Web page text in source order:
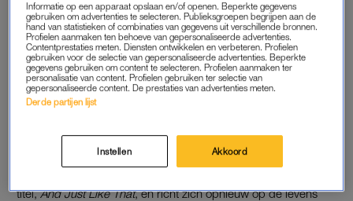
Een bericht gedeeld door Gossip Girl (@gossipgirl)
We krijgen meerSex and the City,maar wél zonder Samantha
(die niet alleen door fans, maar ook
door de mede-actrices
titel,And Just Like That, en richt zich opnieuw op de levens
Informatie op een apparaat opslaan en/of openen. Beperkte gegevens
gebruiken om advertenties te selecteren. Publieksgroepen begrijpen aan de
hand van statistieken of combinaties van gegevens uit verschillende bronnen.
Profielen aanmaken ten behoeve van gepersonaliseerde advertenties.
Contentprestaties meten. Diensten ontwikkelen en verbeteren. Profielen
gebruiken voor de selectie van gepersonaliseerde advertenties. Beperkte
gegevens gebruiken om content te selecteren. Profielen aanmaken ter
personalisatie van content. Profielen gebruiken ter selectie van
gepersonaliseerde content. De prestaties van advertenties meten.
Derde partijen lijst
Instellen Akkoord